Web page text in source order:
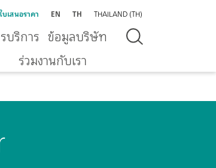
บเสนอราคา EN TH THAILAND (TH)
บริการ ข้อมูลบริษัท
ร่วมงานกับเรา